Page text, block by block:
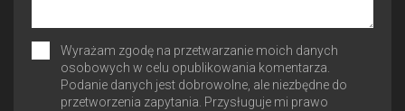
Wyrażam zgodę na przetwarzanie moich danych
osobowych w celu opublikowania komentarza.
Podanie danych jest dobrowolne, ale niezbędne do
przetworzenia zapytania. Przysługuje mi prawo